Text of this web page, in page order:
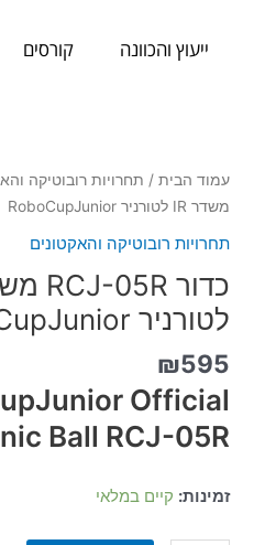
ייעוץ והכוונה קורסים
עמוד הבית/ תחרויות רובוטיקה
משדר IR לטורניר RoboCupJunior
תחרויות רובוטיקה והאקטונים
לטורניר RoboCupJunior
₪595
Official
Ball RCJ-05R
זמינות: קיים במלאי
כמות
של
05R
משדר
IR
לטורניר
RoboCupJunior